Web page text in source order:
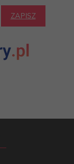
ZAPISZ